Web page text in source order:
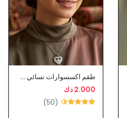
طقم اكسسوارات نسائي طوق مع حلق
2.000 دك
(50)